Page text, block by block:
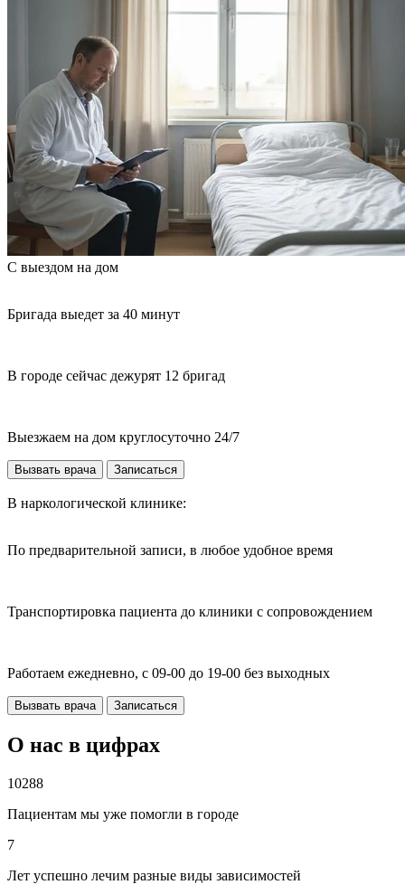
Оставить заявку
С выездом на дом
Бригада выедет за 40 минут
В городе сейчас дежурят 12 бригад
Выезжаем на дом круглосуточно 24/7
Вызвать врача Записаться
В наркологической клинике:
По предварительной записи, в любое удобное время
Транспортировка пациента до клиники с сопровождением
Работаем ежедневно, с 09-00 до 19-00 без выходных
Вызвать врача Записаться
О нас в цифрах
10288
Пациентам мы уже помогли в городе
7
Лет успешно лечим разные виды зависимостей